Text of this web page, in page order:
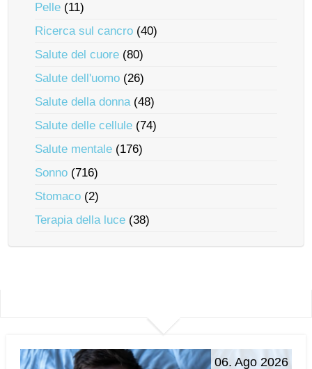
Pelle (11)
Ricerca sul cancro (40)
Salute del cuore (80)
Salute dell'uomo (26)
Salute della donna(48)
Salute delle cellule (74)
Salute mentale (176)
Sonno (716)
Stomaco (2)
Terapia della luce (38)
06. Ago 2026